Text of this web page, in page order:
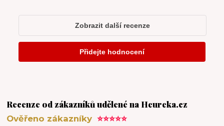
Recenze od zákazníků udělené na Heureka.cz
Ověřeno zákazníky⭐⭐⭐⭐⭐